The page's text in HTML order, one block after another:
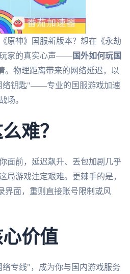
原神》国服新版本？想在《永劫
玩家的真实心声——国外如何玩国
。物理距离带来的网络延迟，以
络钥匙"——专业的国服游戏加速
场。
难？
面前，延迟飙升、丢包加剧几乎
局游戏注定艰难。更棘手的是，
界面，重则直接账号限制或风
价值
专线"，成为你与国内游戏服务